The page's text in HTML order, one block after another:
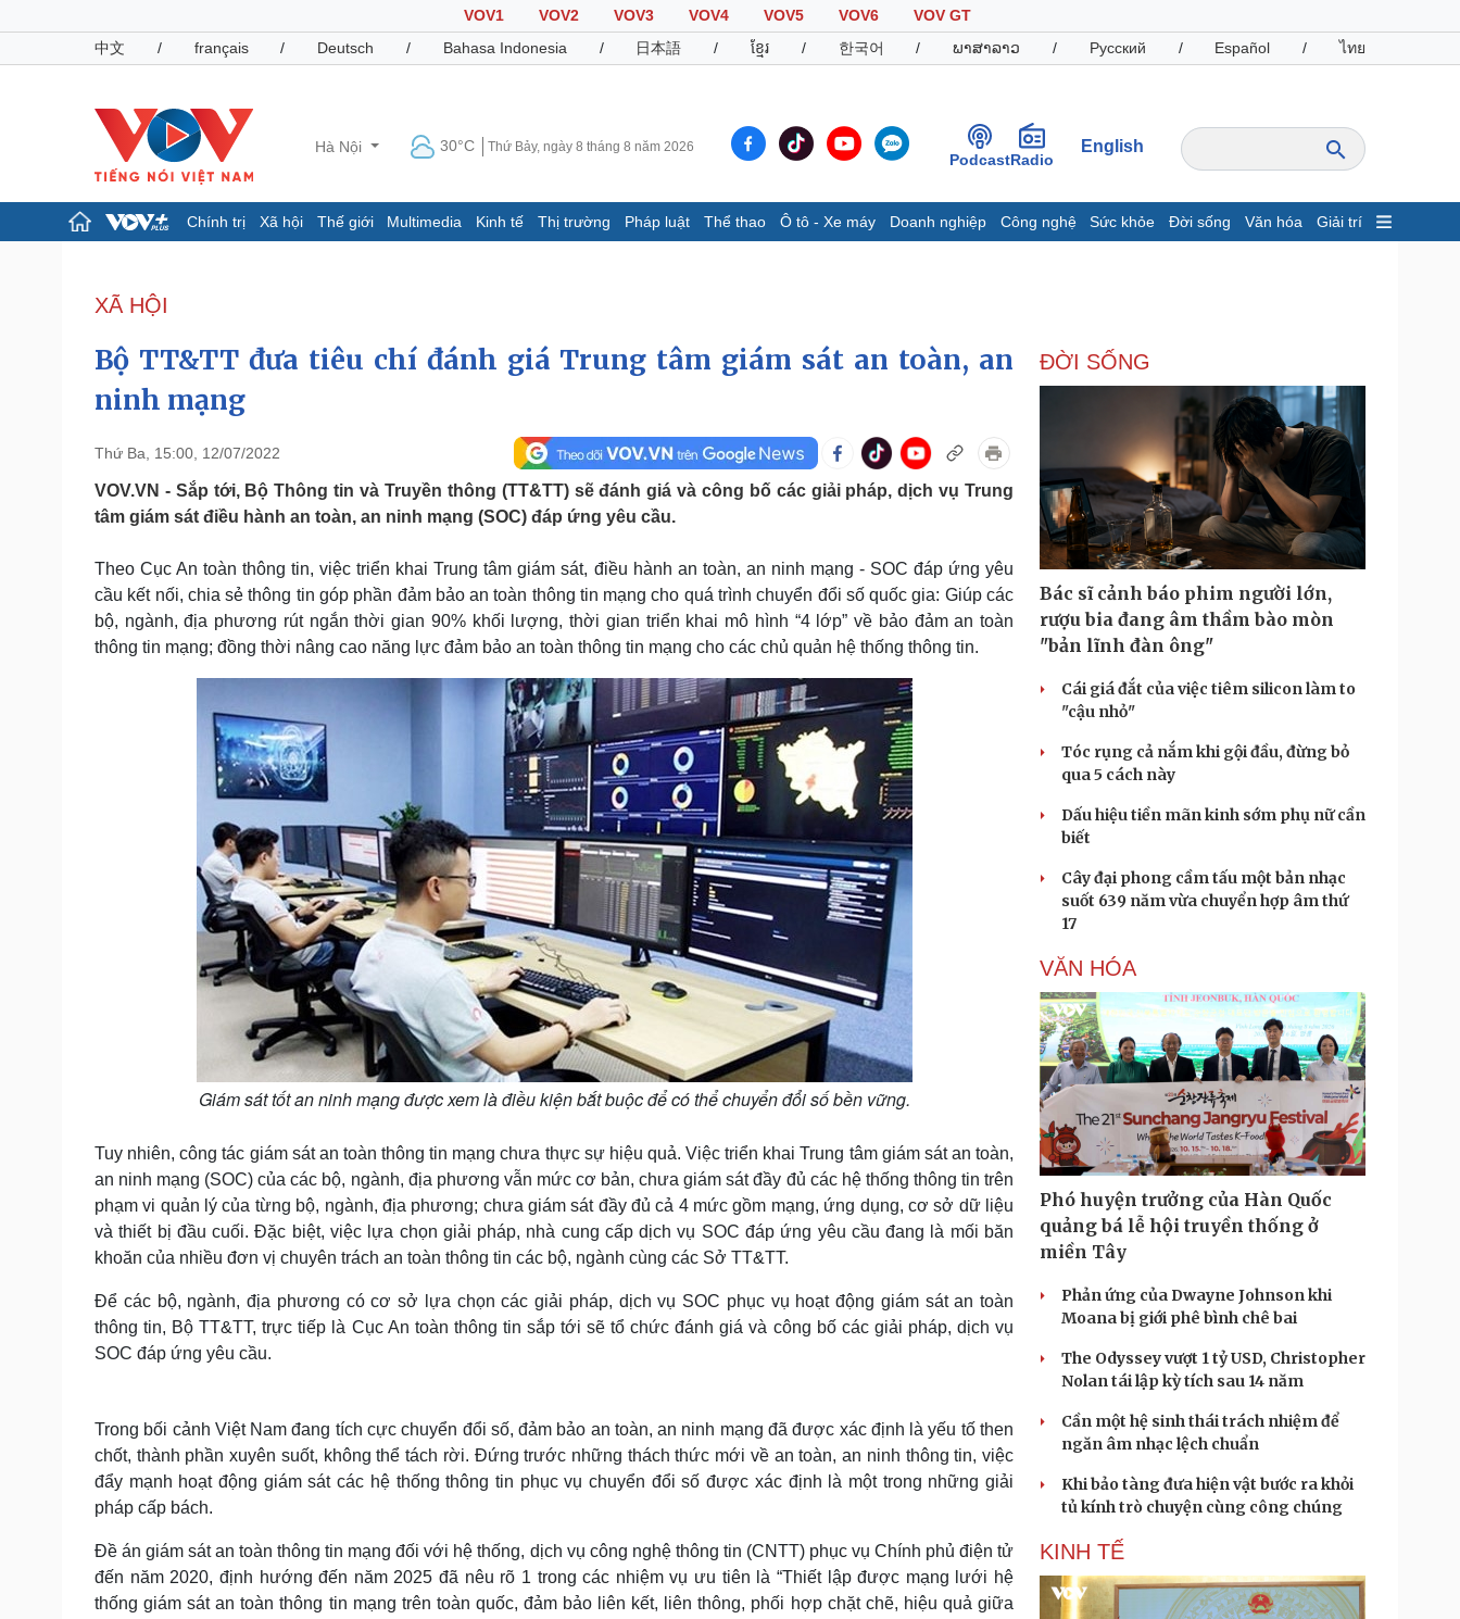
VOV1 VOV2 VOV3 VOV4 VOV5 VOV6
VOV GT
中文
/ français / Deutsch / Bahasa Indonesia / 日本語 / ខ្មែរ / 한국어 / ພາສາລາວ / Русский / Español / ไทย
Hà Nội 30°C Thứ Bảy, ngày 8 tháng 8 năm 2026
PodcastRadio
English
Chính trị Xã hội Thế giới Multimedia Kinh tế Thị trường Pháp luật Thể thao Ô tô - Xe máy Doanh nghiệp Công nghệ Sức khỏe Đời sống Văn hóa Giải trí
Đảng
Tổ chức nhân sự
Nhận diện sự thật
Dấu ấn VOV
Infographic
Giá cà phê
Pháp luật
Tin nóng
Tư vấn luật
Việt Nam
Phân tích
Thể thao
Lịch thi đấu bóng đá
Thế giới thể thao
Hậu trường
Ô tô - Xe máy
Xe máy
Doanh nghiệp
Thông tin doanh nghiệp
Doanh nghiệp 24h
Doanh nhân
Vì cộng đồng
Công nghệ
Sành điệu
Tin Công nghệ
Trải nghiệm
Chuyển đổi số
Sức khỏe
Dinh dưỡng - món ngon
Cây thuốc
Làm đẹp - giảm cân
Phòng mạch online
Ăn sạch sống khỏe
Đời sống
Nhà đẹp
Blog
Tình yêu - Gia đình
Văn hóa
Sân khấu - Điện ảnh
Văn học
Âm nhạc
Di sản
Giải trí
Thời trang
Sao Việt
Du lịch
Săn Tour
Podcast
Đọc truyện đêm khuya
Cửa sổ tình yêu
Kể chuyện cho bé
XÃ HỘI
Bộ TT&TT đưa tiêu chí đánh giá Trung tâm giám sát an toàn, an
ninh mạng
Thứ Ba, 15:00, 12/07/2022
VOV.VN - Sắp tới, Bộ Thông tin và Truyền thông (TT&TT) sẽ đánh giá và công bố các giải pháp, dịch vụ Trung
tâm giám sát điều hành an toàn, an ninh mạng (SOC) đáp ứng yêu cầu.
Theo Cục An toàn thông tin, việc triển khai Trung tâm giám sát, điều hành an toàn, an ninh mạng - SOC đáp ứng yêu
cầu kết nối, chia sẻ thông tin góp phần đảm bảo an toàn thông tin mạng cho quá trình chuyển đổi số quốc gia: Giúp các
bộ, ngành, địa phương rút ngắn thời gian 90% khối lượng, thời gian triển khai mô hình “4 lớp” về bảo đảm an toàn
thông tin mạng; đồng thời nâng cao năng lực đảm bảo an toàn thông tin mạng cho các chủ quản hệ thống thông tin.
Giám sát tốt an ninh mạng được xem là điều kiện bắt buộc để có thể chuyển đổi số bền vững.
Tuy nhiên, công tác giám sát an toàn thông tin mạng chưa thực sự hiệu quả. Việc triển khai Trung tâm giám sát an toàn,
an ninh mạng (SOC) của các bộ, ngành, địa phương vẫn mức cơ bản, chưa giám sát đầy đủ các hệ thống thông tin trên
phạm vi quản lý của từng bộ, ngành, địa phương; chưa giám sát đầy đủ cả 4 mức gồm mạng, ứng dụng, cơ sở dữ liệu
và thiết bị đầu cuối. Đặc biệt, việc lựa chọn giải pháp, nhà cung cấp dịch vụ SOC đáp ứng yêu cầu đang là mối băn
khoăn của nhiều đơn vị chuyên trách an toàn thông tin các bộ, ngành cùng các Sở TT&TT.
Để các bộ, ngành, địa phương có cơ sở lựa chọn các giải pháp, dịch vụ SOC phục vụ hoạt động giám sát an toàn
thông tin, Bộ TT&TT, trực tiếp là Cục An toàn thông tin sắp tới sẽ tổ chức đánh giá và công bố các giải pháp, dịch vụ
SOC đáp ứng yêu cầu.
Trong bối cảnh Việt Nam đang tích cực chuyển đổi số, đảm bảo an toàn, an ninh mạng đã được xác định là yếu tố then
chốt, thành phần xuyên suốt, không thể tách rời. Đứng trước những thách thức mới về an toàn, an ninh thông tin, việc
đẩy mạnh hoạt động giám sát các hệ thống thông tin phục vụ chuyển đổi số được xác định là một trong những giải
pháp cấp bách.
Đề án giám sát an toàn thông tin mạng đối với hệ thống, dịch vụ công nghệ thông tin (CNTT) phục vụ Chính phủ điện tử
đến năm 2020, định hướng đến năm 2025 đã nêu rõ 1 trong các nhiệm vụ ưu tiên là “Thiết lập được mạng lưới hệ
thống giám sát an toàn thông tin mạng trên toàn quốc, đảm bảo liên kết, liên thông, phối hợp chặt chẽ, hiệu quả giữa
ĐỜI SỐNG
Bác sĩ cảnh báo phim người lớn,
rượu bia đang âm thầm bào mòn
"bản lĩnh đàn ông"
Cái giá đắt của việc tiêm silicon làm to
"cậu nhỏ"
Tóc rụng cả nắm khi gội đầu, đừng bỏ
qua 5 cách này
Dấu hiệu tiền mãn kinh sớm phụ nữ cần
biết
Cây đại phong cầm tấu một bản nhạc
suốt 639 năm vừa chuyển hợp âm thứ
17
VĂN HÓA
Phó huyện trưởng của Hàn Quốc
quảng bá lễ hội truyền thống ở
miền Tây
Phản ứng của Dwayne Johnson khi
Moana bị giới phê bình chê bai
The Odyssey vượt 1 tỷ USD, Christopher
Nolan tái lập kỳ tích sau 14 năm
Cần một hệ sinh thái trách nhiệm để
ngăn âm nhạc lệch chuẩn
Khi bảo tàng đưa hiện vật bước ra khỏi
tủ kính trò chuyện cùng công chúng
KINH TẾ